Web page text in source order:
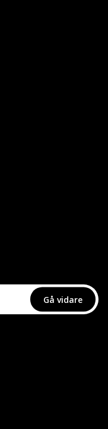
Gå vidare